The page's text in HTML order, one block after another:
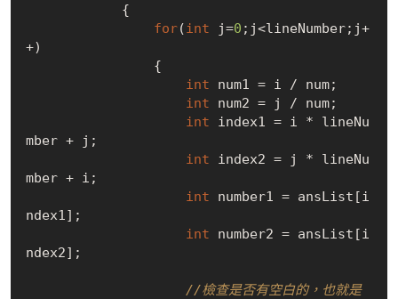
for(int j=0 ;j<lineNumber;j+
+)
int num1 = i / num;
int num2 = j / num;
int index1 = i * lineNu
mber + j;
int index2 = j * lineNu
mber + i;
int number1 = ansList[i
ndex1];
int number2 = ansList[i
ndex2];
//檢查是否有空白的，也就是